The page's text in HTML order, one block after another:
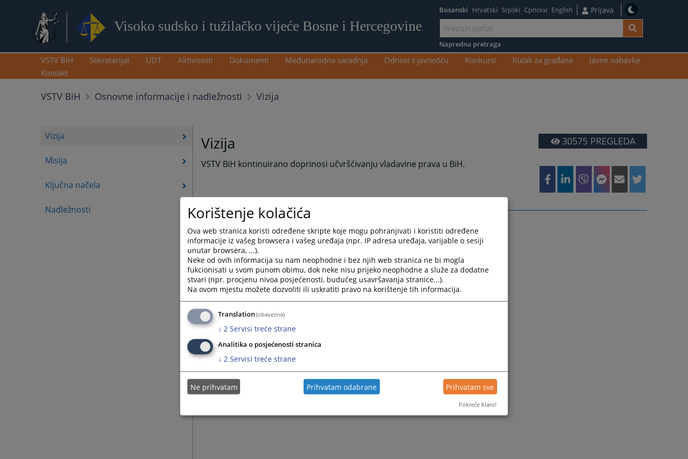
Visoko sudsko i tužilačko vijeće Bosne i Hercegovine
sadržaj
Bosanski Hrvatski Srpski Српски English Prijava
Napredna pretraga
VSTV BiH Sekretarijat UDT Aktivnosti Dokumenti Međunarodna saradnja Odnosi s javnošću Konkursi Kutak za građane
Javne nabavke
Kontakt
VSTV BiH Osnovne informacije i nadležnosti Vizija
Vizija
Misija
Ključna načela
Nadležnosti
Vizija
VSTV BiH kontinuirano doprinosi učvršćivanju vladavine prava u BiH.
30575 PREGLEDA
Korištenje kolačića
Ova web stranica koristi određene skripte koje mogu pohranjivati i koristiti određene
informacije iz vašeg browsera i vašeg uređaja (npr. IP adresa uređaja, varijable o sesiji
unutar browsera, ...).
Neke od ovih informacija su nam neophodne i bez njih web stranica ne bi mogla
fukcionisati u svom punom obimu, dok neke nisu prijeko neophodne a služe za dodatne
stvari (npr. procjenu nivoa posjećenosti, budućeg usavršavanja stranice...).
Na ovom mjestu možete dozvoliti ili uskratiti pravo na korištenje tih informacija.
Translation(obavezna)
↓ 2 Servisi treće strane
Analitika o posjećenosti stranica
↓ 2 Servisi treće strane
Ne prihvatam Prihvatam odabrane Prihvatam sve
Pokreće Klaro!